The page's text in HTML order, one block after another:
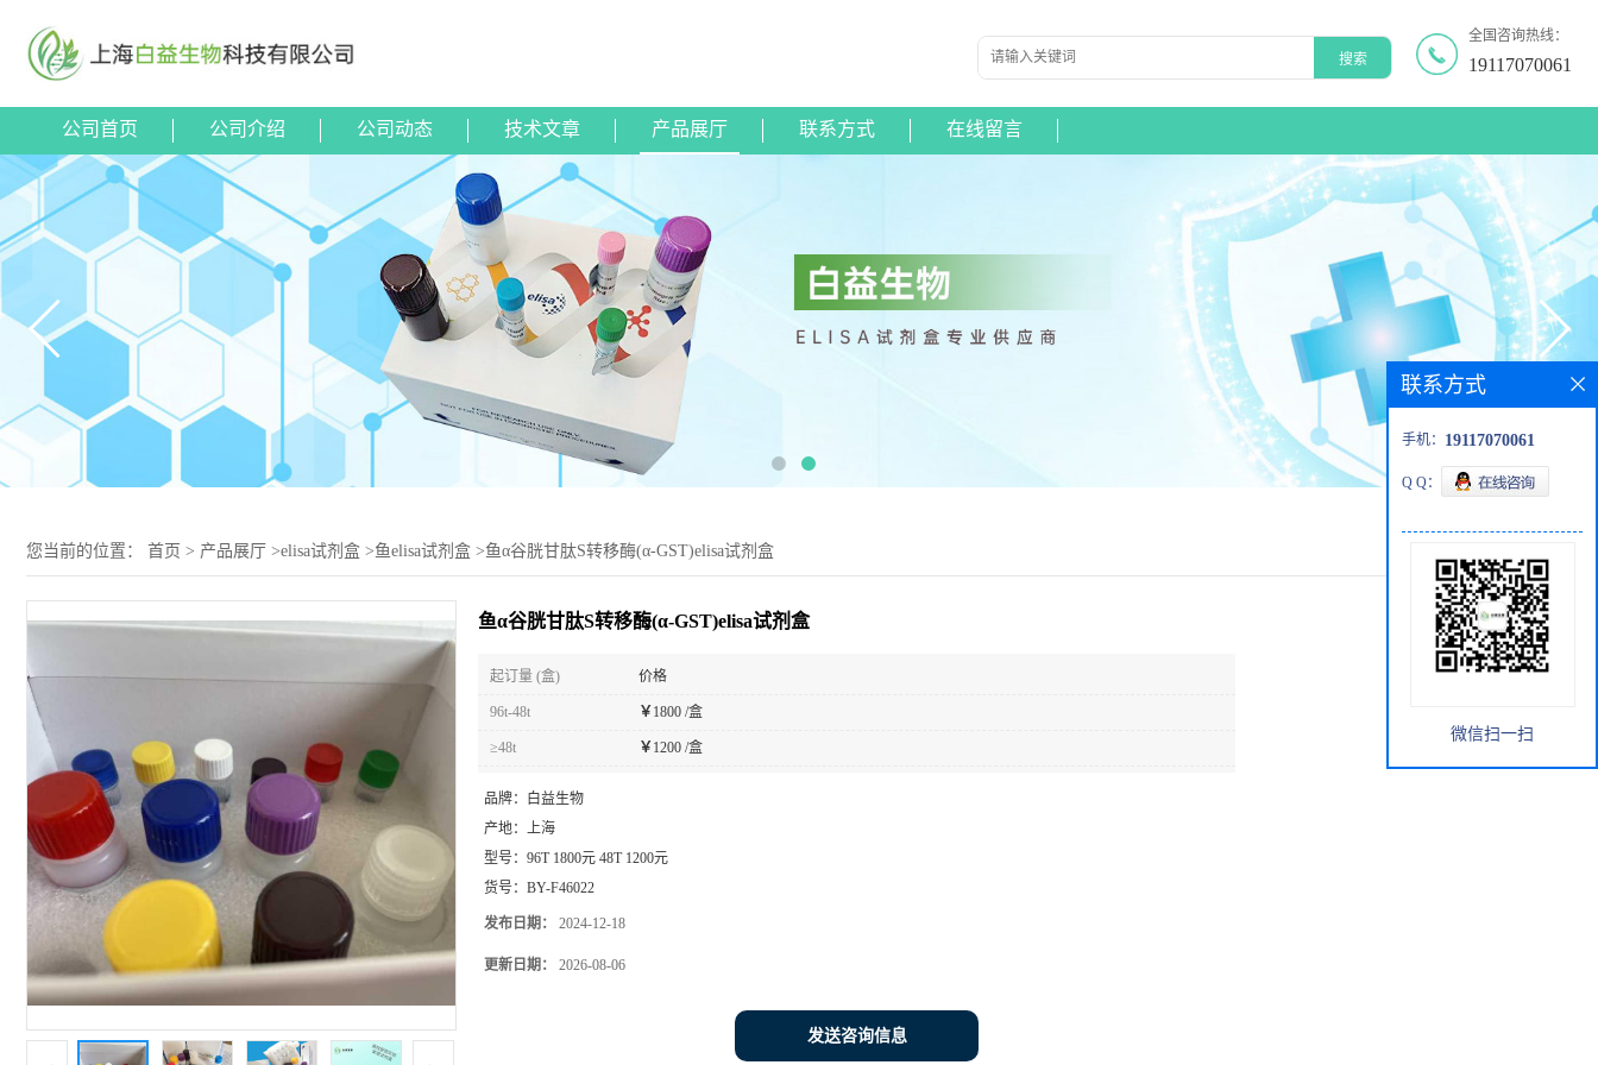
全国咨询热线：
19117070061
公司首页 公司介绍 公司动态 技术文章 产品展厅 联系方式 在线留言
您当前的位置： 首页 > 产品展厅 >elisa试剂盒 >鱼elisa试剂盒 >鱼α谷胱甘肽S转移酶(α-GST)elisa试剂盒
鱼α谷胱甘肽S转移酶(α-GST)elisa试剂盒
起订量 (盒) 价格
96t-48t ￥ 1800 /盒
≥48t ￥ 1200 /盒
品牌：
白益生物
产地： 上海
型号： 96T 1800元 48T 1200元
货号： BY-F46022
发布日期： 2024-12-18
更新日期： 2026-08-06
发送咨询信息
联系方式
手机： 19117070061
Q Q：
微信扫一扫